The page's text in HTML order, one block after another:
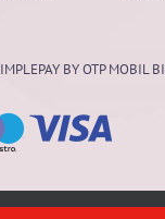
BY OTP MOBIL